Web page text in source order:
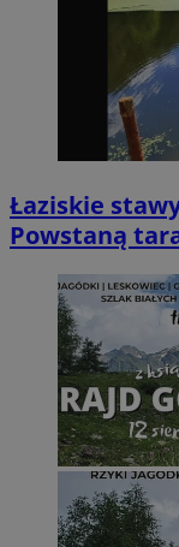
Łaziskie
Powstaną